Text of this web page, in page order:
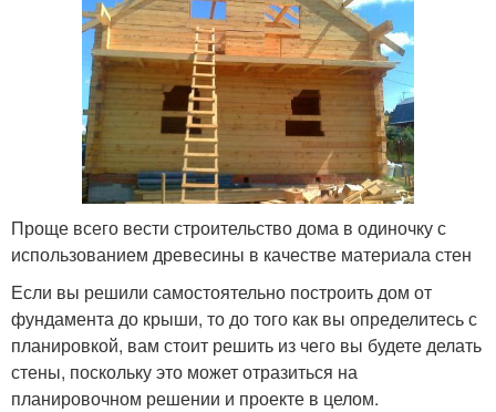
Проще всего вести строительство дома в одиночку с
использованием древесины в качестве материала стен
Если вы решили самостоятельно построить дом от
фундамента до крыши, то до того как вы определитесь с
планировкой, вам стоит решить из чего вы будете делать
стены, поскольку это может отразиться на
планировочном решении и проекте в целом.